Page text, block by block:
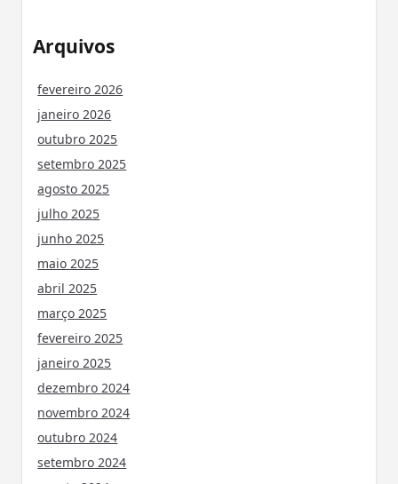
Arquivos
fevereiro 2026
janeiro 2026
outubro 2025
setembro 2025
agosto 2025
julho 2025
junho 2025
maio 2025
abril 2025
março 2025
fevereiro 2025
janeiro 2025
dezembro 2024
novembro 2024
outubro 2024
setembro 2024